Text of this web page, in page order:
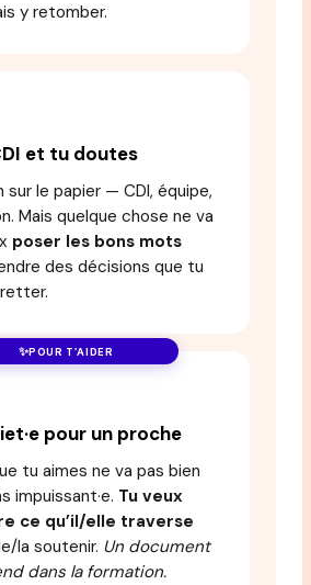
y retomber.
et tu doutes
sur le papier — CDI, équipe,
Mais quelque chose ne va
poser les bons mots
des décisions que tu
POUR T’AIDER
pour un proche
tu aimes ne va pas bien
impuissant·e. Tu veux
ce qu’il/elle traverse
la soutenir. Un document
dans la formation.